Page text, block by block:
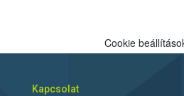
Cookie
Kapcsolat